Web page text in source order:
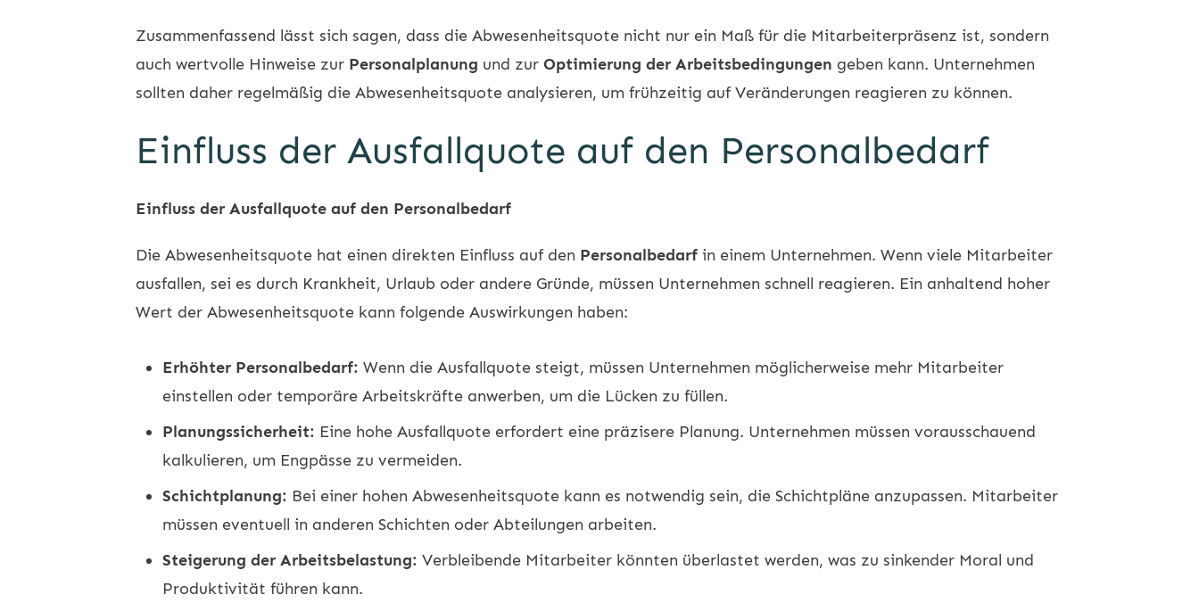
Zusammenfassend lässt sich sagen, dass die Abwesenheitsquote nicht nur ein Maß für die Mitarbeiterpräsenz ist, sondern
auch wertvolle Hinweise zur Personalplanung und zur Optimierung der Arbeitsbedingungen geben kann. Unternehmen
sollten daher regelmäßig die Abwesenheitsquote analysieren, um frühzeitig auf Veränderungen reagieren zu können.
Einfluss der Ausfallquote auf den Personalbedarf
Einfluss der Ausfallquote auf den Personalbedarf
Die Abwesenheitsquote hat einen direkten Einfluss auf den Personalbedarf in einem Unternehmen. Wenn viele Mitarbeiter
ausfallen, sei es durch Krankheit, Urlaub oder andere Gründe, müssen Unternehmen schnell reagieren. Ein anhaltend hoher
Wert der Abwesenheitsquote kann folgende Auswirkungen haben:
Erhöhter Personalbedarf: Wenn die Ausfallquote steigt, müssen Unternehmen möglicherweise mehr Mitarbeiter
einstellen oder temporäre Arbeitskräfte anwerben, um die Lücken zu füllen.
Planungssicherheit: Eine hohe Ausfallquote erfordert eine präzisere Planung. Unternehmen müssen vorausschauend
kalkulieren, um Engpässe zu vermeiden.
Schichtplanung: Bei einer hohen Abwesenheitsquote kann es notwendig sein, die Schichtpläne anzupassen. Mitarbeiter
müssen eventuell in anderen Schichten oder Abteilungen arbeiten.
Steigerung der Arbeitsbelastung: Verbleibende Mitarbeiter könnten überlastet werden, was zu sinkender Moral und
Produktivität führen kann.